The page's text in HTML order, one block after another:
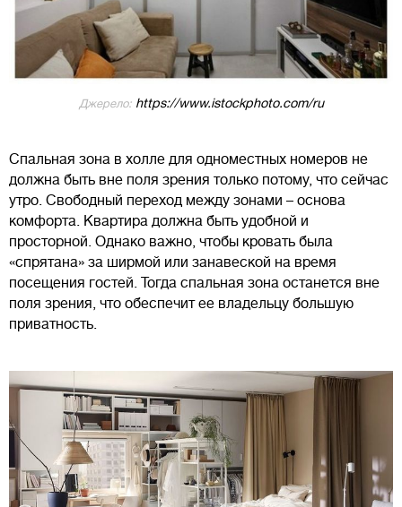
Джерело:https://www.istockphoto.com/ru
Спальная зона в холле для одноместных номеров не
должна быть вне поля зрения только потому, что сейчас
утро. Свободный переход между зонами – основа
комфорта. Квартира должна быть удобной и
просторной. Однако важно, чтобы кровать была
«спрятана» за ширмой или занавеской на время
посещения гостей. Тогда спальная зона останется вне
поля зрения, что обеспечит ее владельцу большую
приватность.